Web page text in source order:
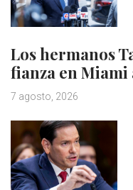
Los hermanos
fianza en
7 agosto, 2026